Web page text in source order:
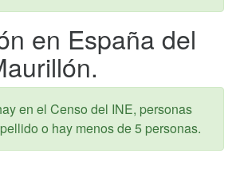
en España del
en el Censo del INE, personas
o hay menos de 5 personas.